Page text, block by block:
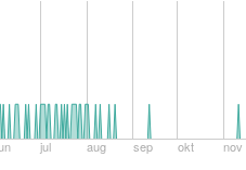
jul aug sep okt nov